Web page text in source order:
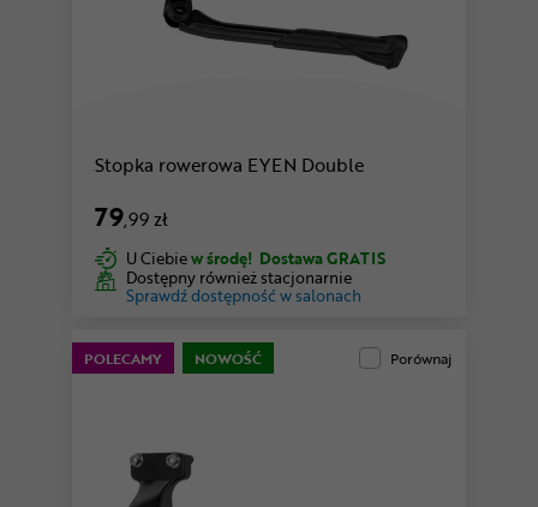
Stopka rowerowa EYEN Double
79,99 zł
U Ciebiew środę! Dostawa GRATIS
Dostępny również stacjonarnie
Sprawdź dostępność w salonach
POLECAMY NOWOŚĆ Porównaj